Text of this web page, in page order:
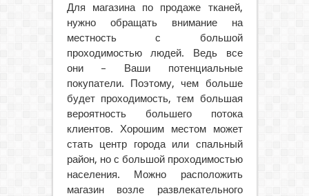
Для магазина по продаже тканей,
нужно обращать внимание на
местность с большой
проходимостью людей. Ведь все
они – Ваши потенциальные
покупатели. Поэтому, чем больше
будет проходимость, тем большая
вероятность большего потока
клиентов. Хорошим местом может
стать центр города или спальный
район, но с большой проходимостью
населения. Можно расположить
магазин возле развлекательного